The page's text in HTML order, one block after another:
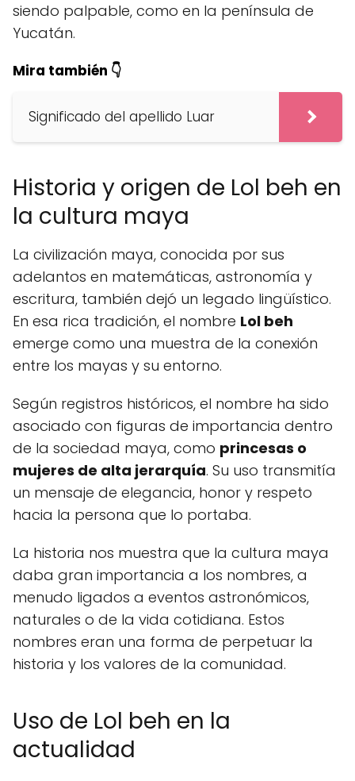
siendo palpable, como en la península de
Yucatán.
Mira también 👇
Significado del apellido Luar
Historia y origen de Lol beh en
la cultura maya
La civilización maya, conocida por sus
adelantos en matemáticas, astronomía y
escritura, también dejó un legado lingüístico.
En esa rica tradición, el nombre Lol beh
emerge como una muestra de la conexión
entre los mayas y su entorno.
Según registros históricos, el nombre ha sido
asociado con figuras de importancia dentro
de la sociedad maya, como princesas o
mujeres de alta jerarquía. Su uso transmitía
un mensaje de elegancia, honor y respeto
hacia la persona que lo portaba.
La historia nos muestra que la cultura maya
daba gran importancia a los nombres, a
menudo ligados a eventos astronómicos,
naturales o de la vida cotidiana. Estos
nombres eran una forma de perpetuar la
historia y los valores de la comunidad.
Uso de Lol beh en la
actualidad